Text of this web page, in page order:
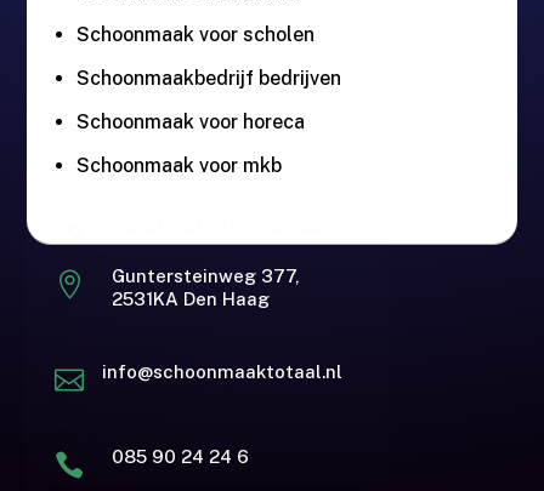
Schoonmaak voor scholen
Schoonmaakbedrijf bedrijven
Schoonmaak voor horeca
Schoonmaak voor mkb

Guntersteinweg 377,
2531KA Den Haag
 info@schoonmaaktotaal.nl
 085 90 24 24 6
Zakelijk & Particulier
Erkend en gecertificeerd